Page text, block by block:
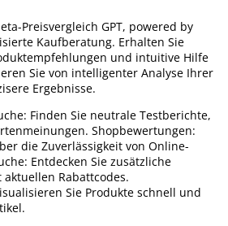
Preisvergleich GPT, powered by
Kaufberatung. Erhalten Sie
und intuitive Hilfe
Sie von intelligenter Analyse Ihrer
Ergebnisse.
Finden Sie neutrale Testberichte,
Shopbewertungen:
die Zuverlässigkeit von Online-
Entdecken Sie zusätzliche
Rabattcodes.
Sie Produkte schnell und